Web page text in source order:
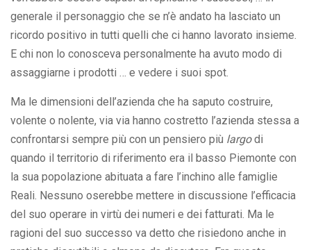
generale il personaggio che se n’è andato ha lasciato un
ricordo positivo in tutti quelli che ci hanno lavorato insieme.
E chi non lo conosceva personalmente ha avuto modo di
assaggiarne i prodotti … e vedere i suoi spot.
Ma le dimensioni dell’azienda che ha saputo costruire,
volente o nolente, via via hanno costretto l’azienda stessa a
confrontarsi sempre più con un pensiero più largodi
quando il territorio di riferimento era il basso Piemonte con
la sua popolazione abituata a fare l’inchino alle famiglie
Reali. Nessuno oserebbe mettere in discussione l’efficacia
del suo operare in virtù dei numeri e dei fatturati. Ma le
ragioni del suo successo va detto che risiedono anche in